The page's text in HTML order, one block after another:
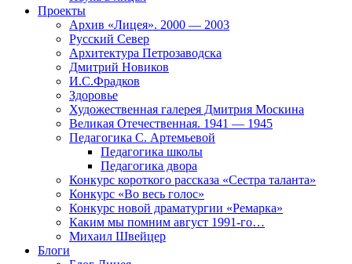
Проекты
Архив «Лицея». 2000 — 2003
Русский Север
Архитектура Петрозаводска
Дмитрий Новиков
И.С.Фрадков
Здоровье
Художественная галерея Дмитрия Москина
Великая Отечественная. 1941 — 1945
Педагогика С. Артемьевой
Педагогика школы
Педагогика двора
Конкурс короткого рассказа «Сестра таланта»
Конкурс «Во весь голос»
Конкурс новой драматургии «Ремарка»
Каким мы помним август 1991-го…
Михаил Швейцер
Блоги